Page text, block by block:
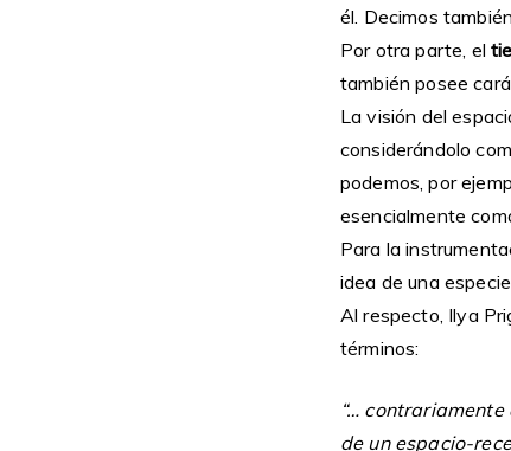
él. Decimos
Por otra parte, el
también posee
La visión del
considerándolo
podemos, por
esencialmente
Para la
idea de una
Al respecto, Ilya
términos:
“…
de un espacio-